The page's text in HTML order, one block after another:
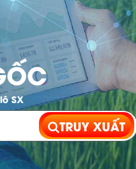
SX
TRUY XUẤT